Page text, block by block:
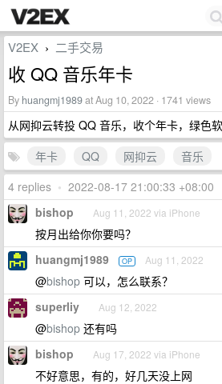
V2EX › 二手交易
收 QQ 音乐年卡
By huangmj1989at Aug 10, 2022 · 1741 views
从网抑云转投 QQ 音乐，收个年卡，绿色
年卡
QQ 网抑云
音乐
4 replies • 2022-08-17 21:00:33 +08:00
bishop Aug 11, 2022 via iPhone
按月出给你你要吗？
huangmj1989 OP Aug 11, 2022
@bishop 可以，怎么联系？
superliy Aug 12, 2022
@bishop 还有吗
bishop Aug 17, 2022 via iPhone
不好意思，有的，好几天没上网